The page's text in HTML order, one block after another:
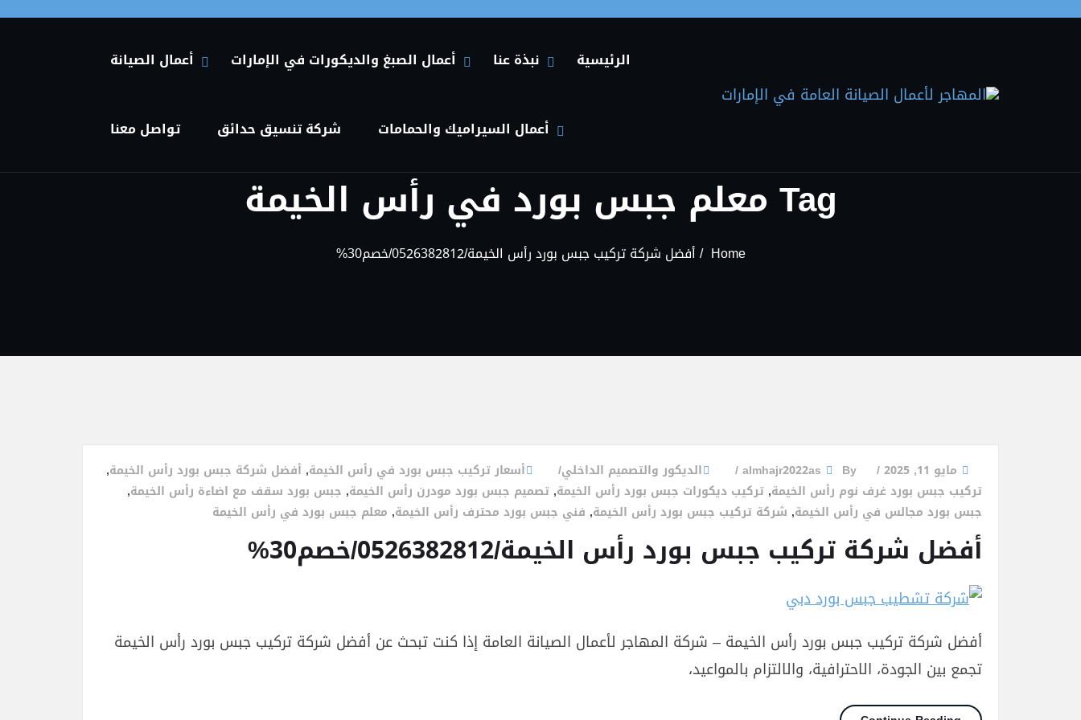
Skip to the content
الرئيسية نبذة عنا
SHOW نبذة عنا SUBMENU
HIDE نبذة عنا SUBMENU أعمال الصبغ والديكورات في الإمارات
SHOW أعمال الصبغ والديكورات في الإمارات SUBMENU
HIDE أعمال الصبغ والديكورات في الإمارات SUBMENU أعمال الصيانة
SHOW أعمال الصيانة SUBMENU
HIDE أعمال الصيانة SUBMENU
أعمال السيراميك والحمامات
SHOW أعمال السيراميك والحمامات SUBMENU
HIDE أعمال السيراميك والحمامات SUBMENU شركة تنسيق حدائق تواصل معنا
Tag معلم جبس بورد في رأس الخيمة
Home أفضل شركة تركيب جبس بورد رأس الخيمة/0526382812/خصم30%
مايو 11, 2025 By
almhajr2022as الديكور والتصميم الداخلي أسعار تركيب جبس بورد في رأس الخيمة, أفضل شركة جبس بورد رأس الخيمة,
تركيب جبس بورد غرف نوم رأس الخيمة, تركيب ديكورات جبس بورد رأس الخيمة, تصميم جبس بورد مودرن رأس الخيمة, جبس بورد سقف مع اضاءة رأس الخيمة,
جبس بورد مجالس في رأس الخيمة, شركة تركيب جبس بورد رأس الخيمة, فني جبس بورد محترف رأس الخيمة, معلم جبس بورد في رأس الخيمة
أفضل شركة تركيب جبس بورد رأس الخيمة/0526382812/خصم30%
أفضل شركة تركيب جبس بورد رأس الخيمة – شركة المهاجر لأعمال الصيانة العامة إذا كنت تبحث عن أفضل شركة تركيب جبس بورد رأس الخيمة
تجمع بين الجودة، الاحترافية، والالتزام بالمواعيد،